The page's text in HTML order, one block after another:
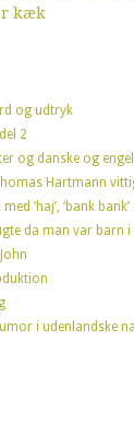
kæk
og udtryk
2
og danske og
Hartmann
‘haj’, ‘bank bank’
da man var barn i
i udenlandske